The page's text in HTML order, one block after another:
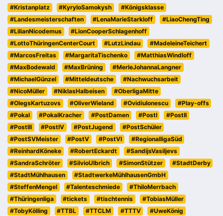
#Kristanplatz
#KyryloSamokysh
#Königsklasse
#Landesmeisterschaften
#LenaMarieStarkloff
#LiaoChengTing
#LilianNicodemus
#LionCooperSchlagenhoff
#LottoThüringenCenterCourt
#LutzLindau
#MadeleineTeichert
#MarcosFreitas
#MargaritaTischenko
#MatthiasWindloff
#MaxBodewald
#MaxBrüning
#MerleJohannaLangner
#MichaelGünzel
#Mitteldeutsche
#Nachwuchsarbeit
#NicoMüller
#NiklasHalbeisen
#OberligaMitte
#OlegsKartuzovs
#OliverWieland #OvidiuIonescu
#Play-offs
#Pokal
#PokalKracher #PostDamen #PostI
#PostII
#PostIII
#PostIV #PostJugend
#PostSchüler
#PostSVMeister
#PostV #PostVI
#RegionalligaSüd
#ReinhardKöneke
#RobertEckardt
#SandijsVasiljevs
#SandraSchröter
#SilvioUlbrich #SimonStützer
#StadtDerby
#StadtMühlhausen
#StadtwerkeMühlhausenGmbH
#SteffenMengel
#Talenteschmiede
#ThiloMerrbach
#Thüringenliga
#tickets #tischtennis
#TobiasMüller
#TobyKölling
#TTBL #TTCLM #TTTV #UweKönig